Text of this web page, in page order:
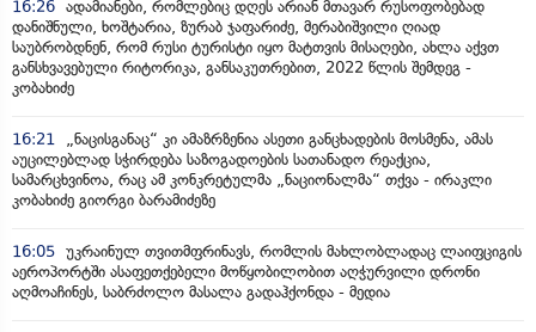
16:26 ადამიანები, რომლებიც დღეს არიან მთავარ რუსოფობებად
დანიშნული, ხოშტარია, ზურაბ ჯაფარიძე, მერაბიშვილი ღიად
საუბრობდნენ, რომ რუსი ტურისტი იყო მატთვის მისაღები, ახლა აქვთ
განსხვავებული რიტორიკა, განსაკუთრებით, 2022 წლის შემდეგ -
კობახიძე
16:21
„ნაცისგანაც“ კი ამაზრზენია ასეთი განცხადების მოსმენა, ამას
აუცილებლად სჭირდება საზოგადოების სათანადო რეაქცია,
სამარცხვინოა, რაც ამ კონკრეტულმა „ნაციონალმა“ თქვა - ირაკლი
კობახიძე გიორგი ბარამიძეზე
16:05 უკრაინულ თვითმფრინავს, რომლის მახლობლადაც ლაიფციგის
აეროპორტში ასაფეთქებელი მოწყობილობით აღჭურვილი დრონი
აღმოაჩინეს, საბრძოლო მასალა გადაჰქონდა - მედია